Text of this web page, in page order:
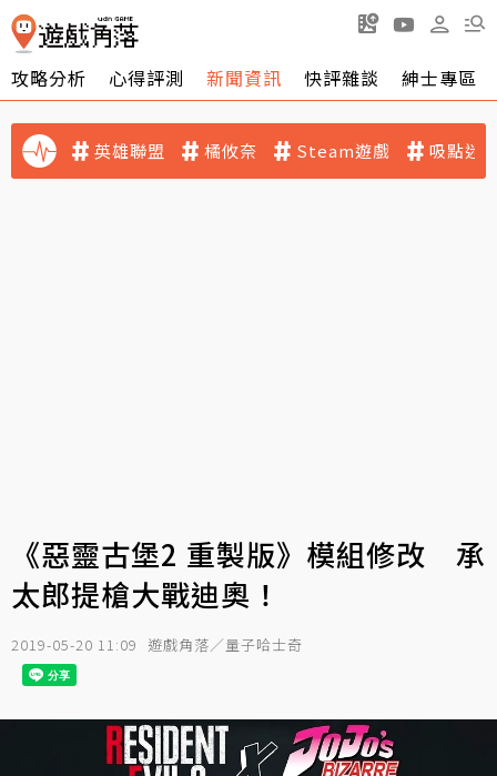
攻略分析 心得評測 新聞資訊 快評雜談 紳士專區
英雄聯盟 橘攸奈 Steam遊戲 吸點迷
《惡靈古堡2 重製版》模組修改 承
太郎提槍大戰迪奧！
2019-05-20 11:09 遊戲角落／量子哈士奇